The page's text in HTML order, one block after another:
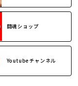
闘魂ショップ
Youtubeチャンネル